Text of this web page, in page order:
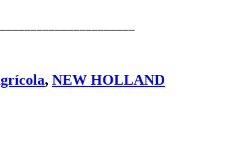
, NEW HOLLAND